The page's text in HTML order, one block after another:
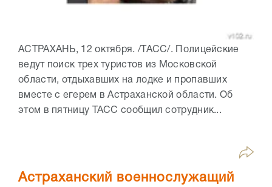
АСТРАХАНЬ, 12 октября. /ТАСС/. Полицейские
ведут поиск трех туристов из Московской
области, отдыхавших на лодке и пропавших
вместе с егерем в Астраханской области. Об
этом в пятницу ТАСС сообщил сотрудник...
Астраханский военнослужащий